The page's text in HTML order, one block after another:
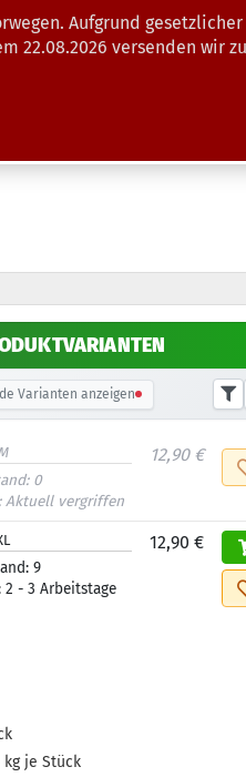
Aufgrund
22.08.2026 versenden wir
Varianten anzeigen
0
Aktuell vergriffen
12,90 €
9
2 - 3 Arbeitstage
12,90 €
kg je Stück